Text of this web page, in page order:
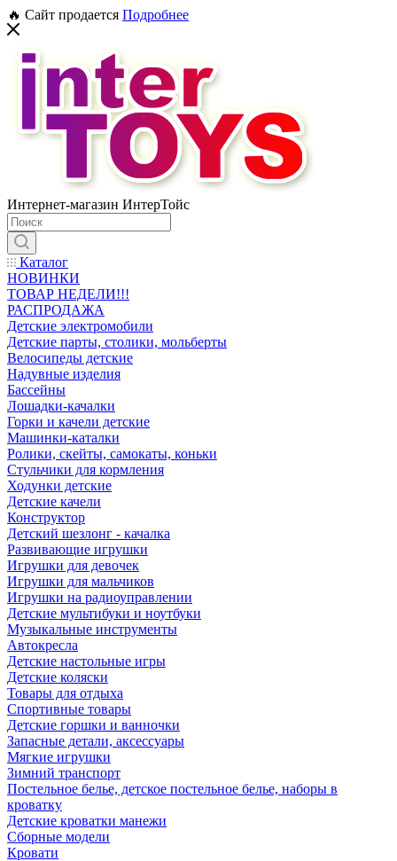
🔥 Сайт продается Подробнее
Интернет-магазин ИнтерТойс
Каталог
НОВИНКИ
ТОВАР НЕДЕЛИ!!!
РАСПРОДАЖА
Детские электромобили
Детские парты, столики, мольберты
Велосипеды детские
Надувные изделия
Бассейны
Лошадки-качалки
Горки и качели детские
Машинки-каталки
Ролики, скейты, самокаты, коньки
Стульчики для кормления
Ходунки детские
Детские качели
Конструктор
Детский шезлонг - качалка
Развивающие игрушки
Игрушки для девочек
Игрушки для мальчиков
Игрушки на радиоуправлении
Детские мультибуки и ноутбуки
Музыкальные инструменты
Автокресла
Детские настольные игры
Детские коляски
Товары для отдыха
Спортивные товары
Детские горшки и ванночки
Запасные детали, аксессуары
Мягкие игрушки
Зимний транспорт
Постельное белье, детское постельное белье, наборы в
кроватку
Детские кроватки манежи
Сборные модели
Кровати